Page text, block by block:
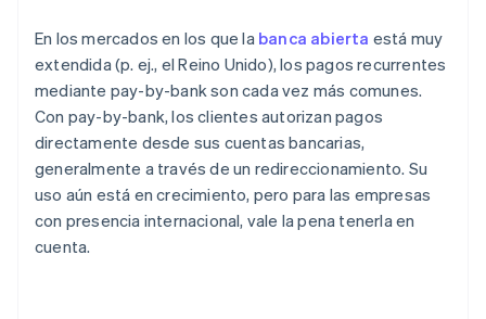
En los mercados en los que la banca abierta está muy
extendida (p. ej., el Reino Unido), los pagos recurrentes
mediante pay-by-bank son cada vez más comunes.
Con pay-by-bank, los clientes autorizan pagos
directamente desde sus cuentas bancarias,
generalmente a través de un redireccionamiento. Su
uso aún está en crecimiento, pero para las empresas
con presencia internacional, vale la pena tenerla en
cuenta.